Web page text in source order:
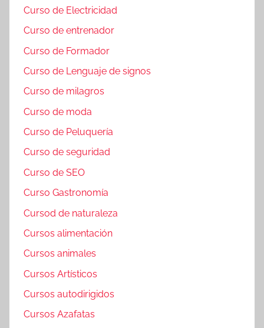
Curso de Electricidad
Curso de entrenador
Curso de Formador
Curso de Lenguaje de signos
Curso de milagros
Curso de moda
Curso de Peluquería
Curso de seguridad
Curso de SEO
Curso Gastronomía
Cursod de naturaleza
Cursos alimentación
Cursos animales
Cursos Artísticos
Cursos autodirigidos
Cursos Azafatas